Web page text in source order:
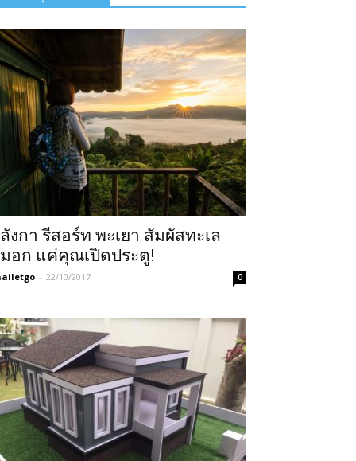
งกา รีสอร์ท พะเยา สัมผัสทะเล
อก แค่คุณเปิดประตู!
- 22/10/2017 0